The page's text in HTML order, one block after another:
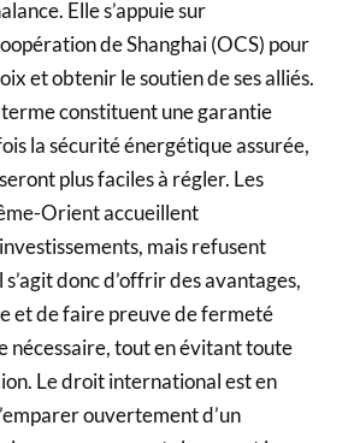
Elle s’appuie sur
de Shanghai (OCS) pour
et obtenir le soutien de ses alliés.
constituent une garantie
la sécurité énergétique assurée,
plus faciles à régler. Les
Orient accueillent
mais refusent
donc d’offrir des avantages,
et de faire preuve de fermeté
nécessaire, tout en évitant toute
Le droit international est en
ouvertement d’un